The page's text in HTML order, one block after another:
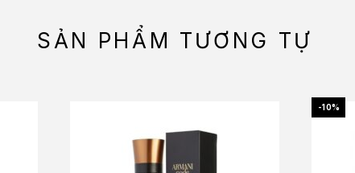
SẢN PHẨM TƯƠNG TỰ
-10%